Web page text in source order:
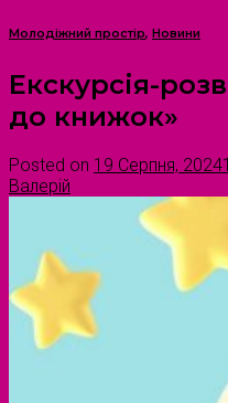
Молодіжний простір, Новини
Екскурсія-
до книжок»
Posted on 19 Серпня, 2024
Валерій